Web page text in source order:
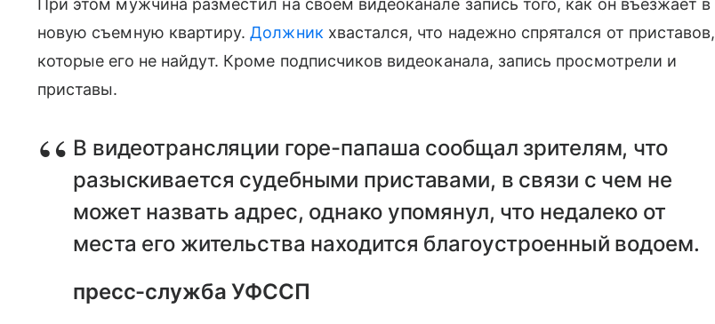
При этом мужчина разместил на своем видеоканале запись того, как он въезжает в
новую съемную квартиру.Должник хвастался, что надежно спрятался от приставов,
которые его не найдут. Кроме подписчиков видеоканала, запись просмотрели и
приставы.
В видеотрансляции горе-папаша сообщал зрителям, что
разыскивается судебными приставами, в связи с чем не
может назвать адрес, однако упомянул, что недалеко от
места его жительства находится благоустроенный водоем.
пресс-служба УФССП